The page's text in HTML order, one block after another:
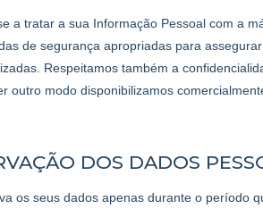
a tratar a sua Informação Pessoal com a
de segurança apropriadas para
Respeitamos também a
outro modo disponibilizamos
DOS DADOS
os seus dados apenas durante o período